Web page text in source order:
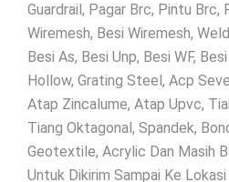
Guardrail, Pagar Brc, Pintu Brc,
Wiremesh, Besi Wiremesh,
Besi As, Besi Unp, Besi WF,
Hollow, Grating Steel, Acp
Atap Zincalume, Atap Upvc,
Tiang Oktagonal, Spandek,
Geotextile, Acrylic Dan Masih
Untuk Dikirim Sampai Ke Lokasi